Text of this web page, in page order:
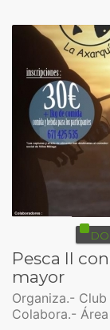
Pesca II
mayor
Organiza.-
Colabora.-